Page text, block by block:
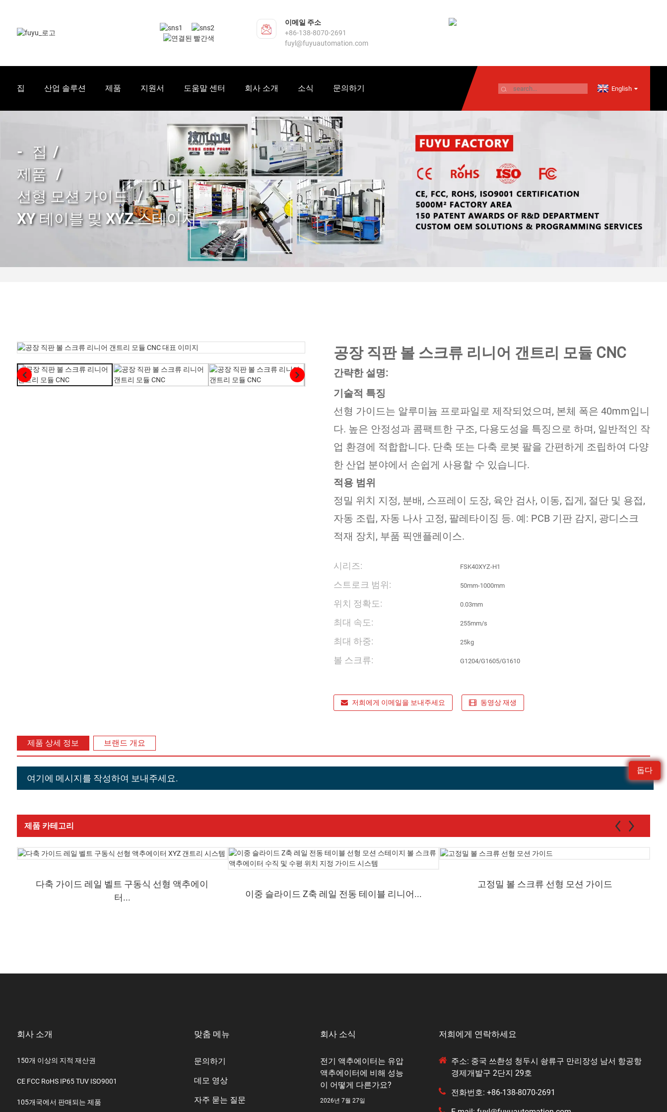
돕다
이메일 주소
+86-138-8070-2691
fuyl@fuyuautomation.com
집 산업 솔루션 제품 지원서 도움말 센터 회사 소개 소식 문의하기 English
집
제품
선형 모션 가이드
XY 테이블 및 XYZ 스테이지
공장 직판 볼 스크류 리니어 갠트리 모듈 CNC
간략한 설명:
기술적 특징
선형 가이드는 알루미늄 프로파일로 제작되었으며, 본체 폭은 40mm입니
다. 높은 안정성과 콤팩트한 구조, 다용도성을 특징으로 하며, 일반적인 작
업 환경에 적합합니다. 단축 또는 다축 로봇 팔을 간편하게 조립하여 다양
한 산업 분야에서 손쉽게 사용할 수 있습니다.
적용 범위
정밀 위치 지정, 분배, 스프레이 도장, 육안 검사, 이동, 집게, 절단 및 용접,
자동 조립, 자동 나사 고정, 팔레타이징 등. 예: PCB 기판 감지, 광디스크
적재 장치, 부품 픽앤플레이스.
시리즈: FSK40XYZ-H1
스트로크 범위: 50mm-1000mm
위치 정확도: 0.03mm
최대 속도: 255mm/s
최대 하중: 25kg
볼 스크류: G1204/G1605/G1610
저희에게 이메일을 보내주세요 동영상 재생
제품 상세 정보 브랜드 개요
여기에 메시지를 작성하여 보내주세요.
제품 카테고리
다축 가이드 레일 벨트 구동식 선형 액추에이
터...
이중 슬라이드 Z축 레일 전동 테이블 리니어...
고정밀 볼 스크류 선형 모션 가이드
회사 소개
150개 이상의 지적 재산권
CE FCC RoHS IP65 TUV ISO9001
105개국에서 판매되는 제품
맞춤 메뉴
문의하기
데모 영상
자주 묻는 질문
회사 소식
전기 액추에이터는 유압
액추에이터에 비해 성능
이 어떻게 다른가요?
2026년 7월 27일
저희에게 연락하세요
주소: 중국 쓰촨성 청두시 솽류구 만리장성 남서 항공항
경제개발구 2단지 29호
전화번호: +86-138-8070-2691